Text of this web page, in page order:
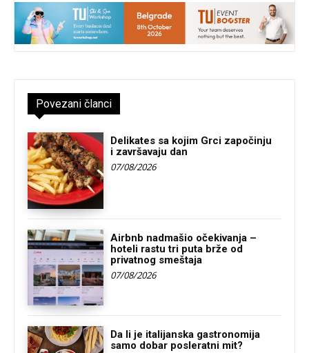
Povezani članci
Delikates sa kojim Grci započinju
i završavaju dan
07/08/2026
Airbnb nadmašio očekivanja –
hoteli rastu tri puta brže od
privatnog smeštaja
07/08/2026
Da li je italijanska gastronomija
samo dobar posleratni mit?